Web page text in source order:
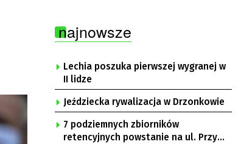
najnowsze
Lechia poszuka pierwszej wygranej w
II lidze
Jeździecka rywalizacja w Drzonkowie
7 podziemnych zbiorników
retencyjnych powstanie na ul. Przy